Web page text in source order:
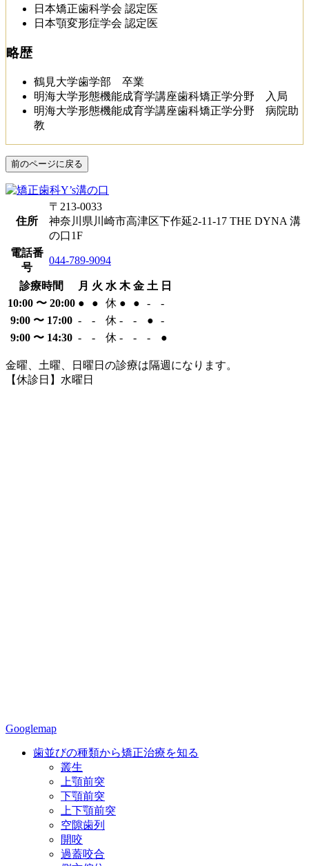
日本矯正歯科学会 認定医
日本顎変形症学会 認定医
略歴
鶴見大学歯学部 卒業
明海大学形態機能成育学講座歯科矯正学分野 入局
明海大学形態機能成育学講座歯科矯正学分野 病院助
教
前のページに戻る
住所
〒213-0033
神奈川県川崎市高津区下作延2-11-17 THE DYNA 溝
の口1F
電話番
号
044-789-9094
診療時間 月 火 水 木 金 土 日
10:00 〜 20:00 ● ● 休 ● ● -
-
9:00 〜 17:00 - - 休 - - ●
-
9:00 〜 14:30 - - 休 - - - ●
金曜、土曜、日曜日の診療は隔週になります。
【休診日】水曜日
Googlemap
歯並びの種類から矯正治療を知る
叢生
上顎前突
下顎前突
上下顎前突
空隙歯列
開咬
過蓋咬合